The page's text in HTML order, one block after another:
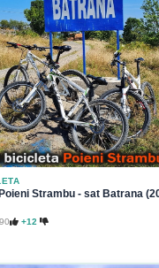
Strambu - sat Batrana
+12